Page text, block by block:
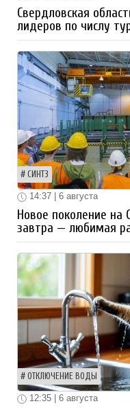
Свердловская
лидеров по числу
СИНТЗ
14:37 | 6 августа
Новое поколение на
завтра — любимая
ОТКЛЮЧЕНИЕ ВОДЫ
12:35 | 6 августа